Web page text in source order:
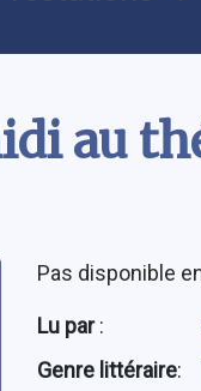
au
Pas disponible
Lu par:
Genre littéraire: